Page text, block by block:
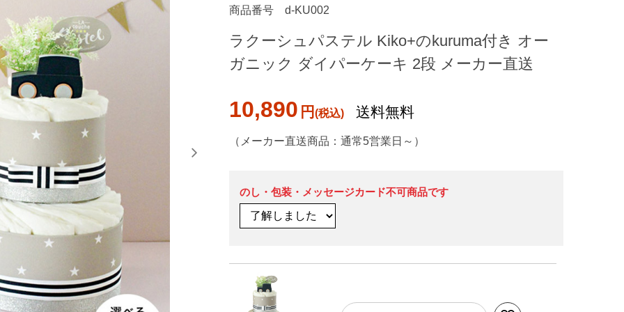
商品番号 d-KU002
ラクーシュパステル Kiko+のkuruma付き オー
ガニック ダイパーケーキ 2段 メーカー直送
10,890 円 送料無料
（メーカー直送商品：通常5営業日～）
のし・包装・メッセージカード不可商品です